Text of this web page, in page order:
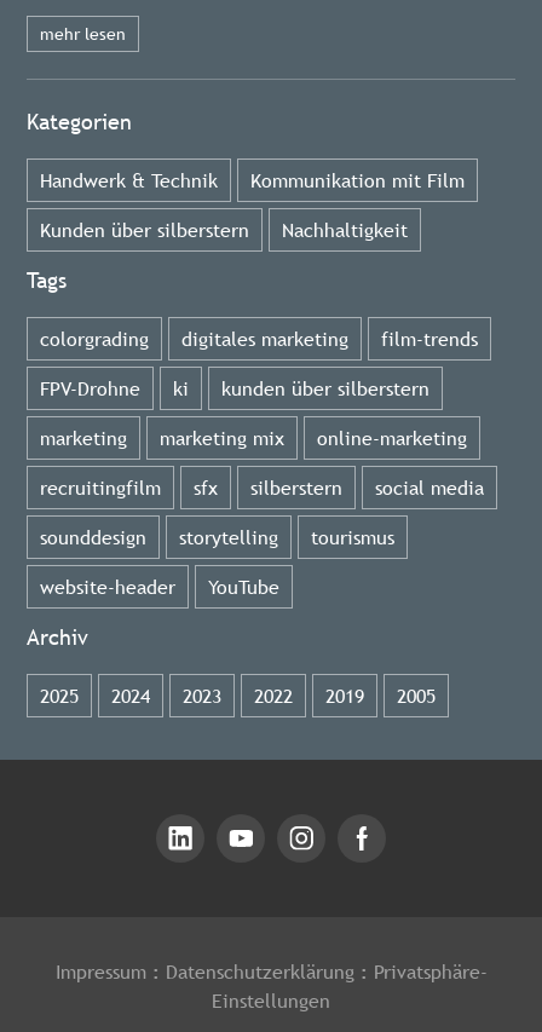
mehr lesen
Kategorien
Handwerk & Technik
Kommunikation mit Film
Kunden über silberstern
Nachhaltigkeit
Tags
colorgrading digitales marketing
film-trends
FPV-Drohne
ki
kunden über silberstern
marketing
marketing mix
online-marketing
recruitingfilm
sfx silberstern
social media
sounddesign
storytelling
tourismus
website-header
YouTube
Archiv
2025 2024 2023 2022 2019 2005
Impressum : Datenschutzerklärung : Privatsphäre-
Einstellungen